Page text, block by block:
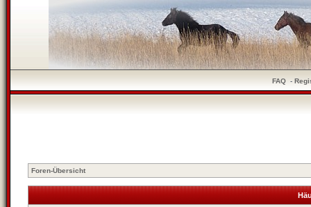
FAQ -
Foren-Übersicht